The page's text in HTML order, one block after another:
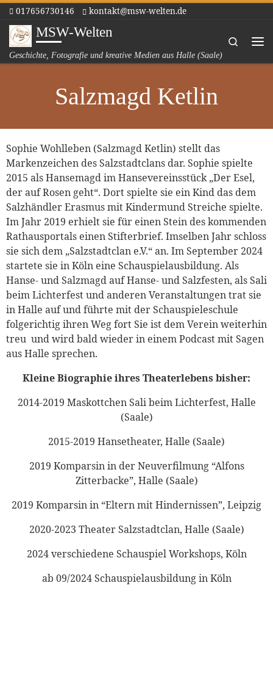
Zum Inhalt springen
017656730146 kontakt@msw-welten.de
MSW-Welten
Geschichte, Fotografie und kreative Medien aus Halle (Saale)
Search
Salzmagd Ketlin
Sophie Wohlleben (Salzmagd Ketlin) stellt das
Markenzeichen des Salzstadtclans dar. Sophie spielte
2015 als Hansemagd im Hansevereinsstück „Der Esel,
der auf Rosen geht“. Dort spielte sie ein Kind das dem
Salzhändler Erasmus mit Kindermund Streiche spielte.
Im Jahr 2019 erhielt sie für einen Stein des kommenden
Rathausportals einen Stifterbrief. Imselben Jahr schloss
sie sich dem „Salzstadtclan e.V.“ an. Im September 2024
startete sie in Köln eine Schauspielausbildung. Als
Hanse- und Salzmagd auf Hanse- und Salzfesten, als Sali
beim Lichterfest und anderen Veranstaltungen trat sie
in Halle auf und führte mit der Schauspieleschule
folgerichtig ihren Weg fort Sie ist dem Verein weiterhin
treu und wird bald wieder in einem Podcast mit Sagen
aus Halle sprechen.
Kleine Biographie ihres Theaterlebens bisher:
2014-2019 Maskottchen Sali beim Lichterfest, Halle
(Saale)
2015-2019 Hansetheater, Halle (Saale)
2019 Komparsin in der Neuverfilmung “Alfons
Zitterbacke”, Halle (Saale)
2019 Komparsin in “Eltern mit Hindernissen”, Leipzig
2020-2023 Theater Salzstadtclan, Halle (Saale)
2024 verschiedene Schauspiel Workshops, Köln
ab 09/2024 Schauspielausbildung in Köln